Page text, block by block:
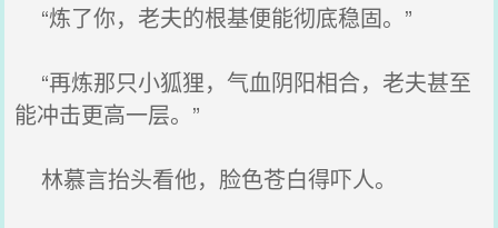
“炼了你，老夫的根基便能彻底稳固。”
“再炼那只小狐狸，气血阴阳相合，老夫甚至
能冲击更高一层。”
林慕言抬头看他，脸色苍白得吓人。